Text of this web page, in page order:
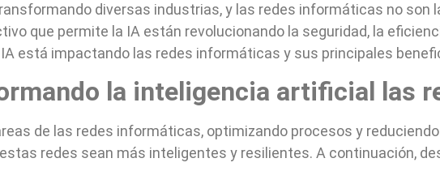
diversas industrias, y las redes informáticas no son
que permite la IA están revolucionando la seguridad, la
está impactando las redes informáticas y sus principales
la inteligencia artificial las
de las redes informáticas, optimizando procesos y
redes sean más inteligentes y resilientes. A continuación,